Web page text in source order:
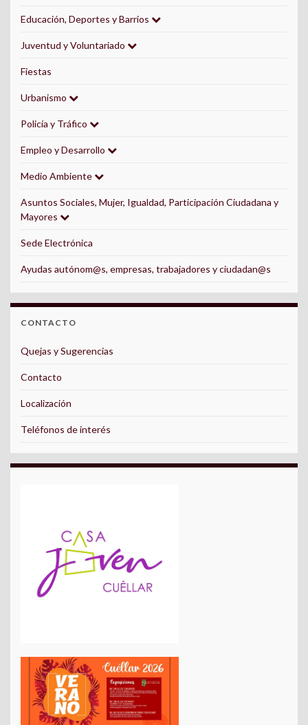
Educación, Deportes y Barrios
Juventud y Voluntariado
Fiestas
Urbanismo
Policía y Tráfico
Empleo y Desarrollo
Medio Ambiente
Asuntos Sociales, Mujer, Igualdad, Participación Ciudadana y
Mayores
Sede Electrónica
Ayudas autónom@s, empresas, trabajadores y ciudadan@s
CONTACTO
Quejas y Sugerencias
Contacto
Localización
Teléfonos de interés